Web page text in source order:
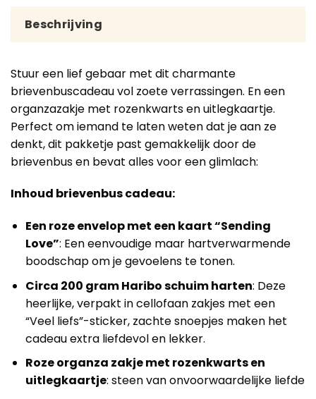
Beschrijving
Stuur een lief gebaar met dit charmante
brievenbuscadeau vol zoete verrassingen. En een
organzazakje met rozenkwarts en uitlegkaartje.
Perfect om iemand te laten weten dat je aan ze
denkt, dit pakketje past gemakkelijk door de
brievenbus en bevat alles voor een glimlach:
Inhoud brievenbus cadeau:
Een roze envelop met een kaart “Sending
Love”: Een eenvoudige maar hartverwarmende
boodschap om je gevoelens te tonen.
Circa 200 gram Haribo schuim harten: Deze
heerlijke, verpakt in cellofaan zakjes met een
“Veel liefs”-sticker, zachte snoepjes maken het
cadeau extra liefdevol en lekker.
Roze organza zakje met rozenkwarts en
uitlegkaartje: steen van onvoorwaardelijke liefde